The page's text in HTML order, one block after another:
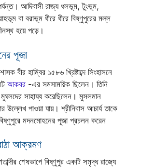
আদিবাসী রাজ্য ধলভূম, টুংভূম,
বা বরাভূম ধীরে ধীরে বিষ্ণুপুরের মল্ল
হয়ে পড়ে।
পূজা
বীর হাম্বির ১৫৮৬ খ্রিষ্টাব্দে সিংহাসনে
আকবর -এর সমসাময়িক ছিলেন। তিনি
মুঘলদের সাহায্য করেছিলেন। মুসলমান
উল্লেখ পাওয়া যায়। শ্রীনিবাস আচার্য তাকে
বিষ্ণুপুরে মদনমোহনের পূজা প্রচলন করেন
আক্রমণ
শেষভাগে বিষ্ণুপুর একটি সমৃদ্ধ রাজ্যে